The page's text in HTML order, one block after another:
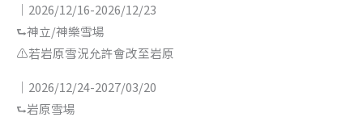
｜2026/12/16-2026/12/23
⮑神立/神樂雪場
⚠️若岩原雪況允許會改至岩原
｜2026/12/24-2027/03/20
⮑岩原雪場